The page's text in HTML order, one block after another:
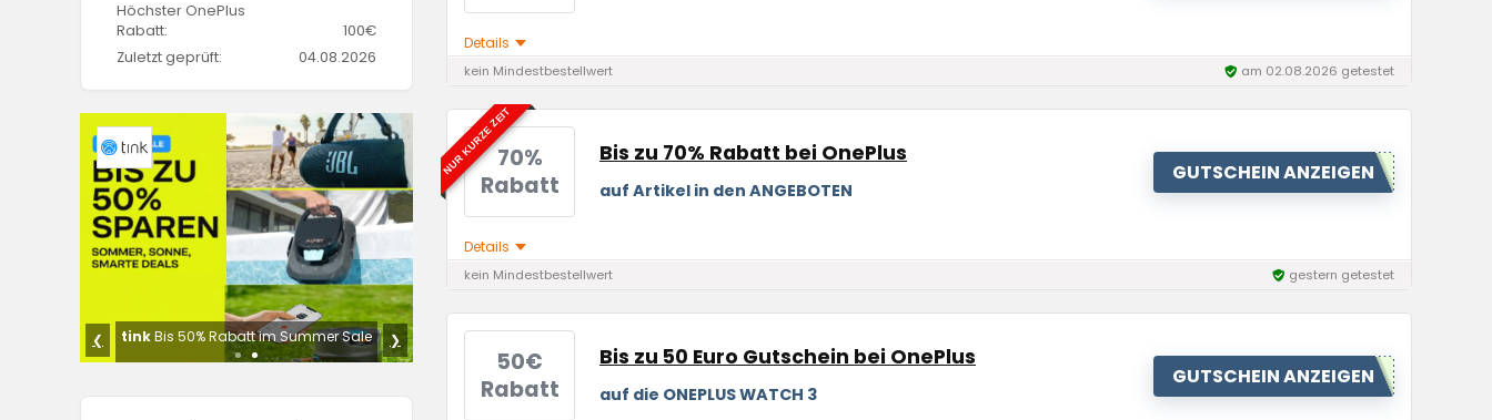
Details
kein Mindestbestellwert am 02.08.2026 getestet
NUR KURZE ZEIT70%
Rabatt
Bis zu 70% Rabatt bei OnePlus
auf Artikel in den ANGEBOTEN
GUTSCHEIN ANZEIGEN
Details
kein Mindestbestellwert gestern getestet
50€
Rabatt
Bis zu 50 Euro Gutschein bei OnePlus
auf die ONEPLUS WATCH 3
GUTSCHEIN ANZEIGEN
Höchster OnePlus
Rabatt:
100€
Zuletzt geprüft:
04.08.2026
tinkBis 50% Rabatt im Summer Sale
❮ ❯